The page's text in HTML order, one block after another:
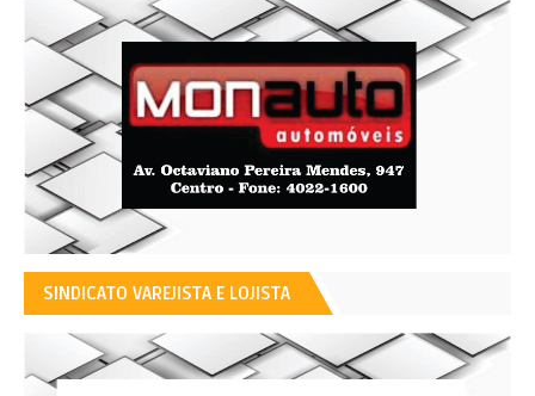
SINDICATO VAREJISTA E LOJISTA